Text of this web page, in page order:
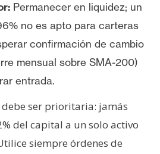
Permanecer en liquidez; un
no es apto para carteras
confirmación de cambio
mensual sobre SMA-200)
entrada.
ser prioritaria: jamás
del capital a un solo activo
siempre órdenes de